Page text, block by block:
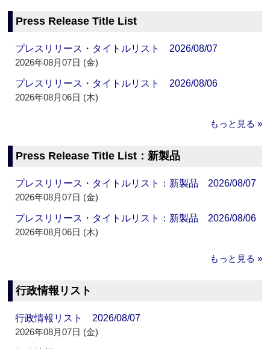
Press Release Title List
プレスリリース・タイトルリスト 2026/08/07
2026年08月07日 (金)
プレスリリース・タイトルリスト 2026/08/06
2026年08月06日 (木)
もっと見る »
Press Release Title List：新製品
プレスリリース・タイトルリスト：新製品 2026/08/07
2026年08月07日 (金)
プレスリリース・タイトルリスト：新製品 2026/08/06
2026年08月06日 (木)
もっと見る »
行政情報リスト
行政情報リスト 2026/08/07
2026年08月07日 (金)